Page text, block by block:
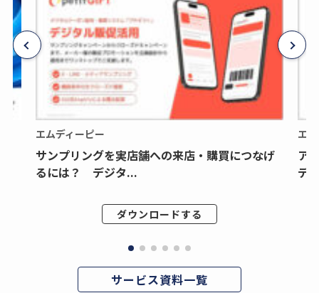
エムディーピー
サンプリングを実店舗への来店・購買につなげ
るには？ デジタ...
ダウンロードする
エ
ア
デ
サービス資料一覧